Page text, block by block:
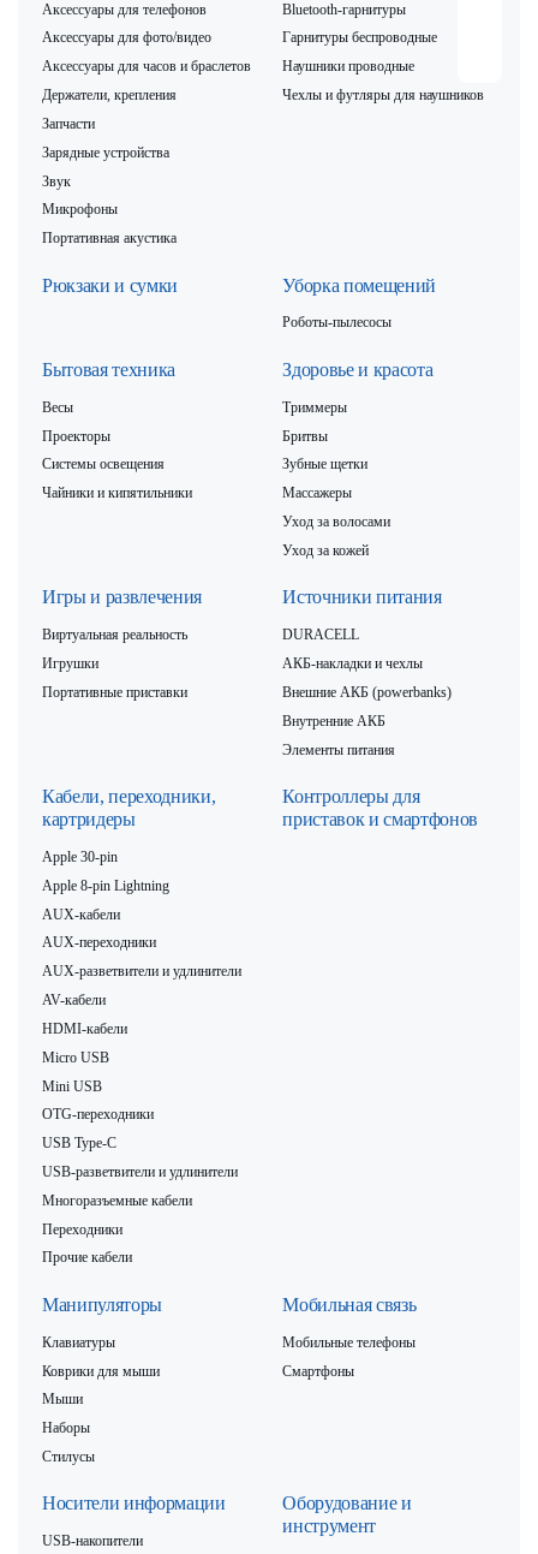
Аксессуары для телефонов
Аксессуары для фото/видео
Аксессуары для часов и браслетов
Держатели, крепления
Запчасти
Зарядные устройства
Звук
Микрофоны
Портативная акустика
Bluetooth-гарнитуры
Гарнитуры беспроводные
Наушники проводные
Чехлы и футляры для наушников
Рюкзаки и сумки Уборка помещений
Роботы-пылесосы
Бытовая техника
Весы
Проекторы
Системы освещения
Чайники и кипятильники
Здоровье и красота
Триммеры
Бритвы
Зубные щетки
Массажеры
Уход за волосами
Уход за кожей
Игры и развлечения
Виртуальная реальность
Игрушки
Портативные приставки
Источники питания
DURACELL
АКБ-накладки и чехлы
Внешние АКБ (powerbanks)
Внутренние АКБ
Элементы питания
Кабели, переходники,
картридеры
Apple 30-pin
Apple 8-pin Lightning
AUX-кабели
AUX-переходники
AUX-разветвители и удлинители
AV-кабели
HDMI-кабели
Micro USB
Mini USB
OTG-переходники
USB Type-C
USB-разветвители и удлинители
Многоразъемные кабели
Переходники
Прочие кабели
Контроллеры для
приставок и смартфонов
Манипуляторы
Клавиатуры
Коврики для мыши
Мыши
Наборы
Стилусы
Мобильная связь
Мобильные телефоны
Смартфоны
Носители информации
USB-накопители
Оборудование и
инструмент